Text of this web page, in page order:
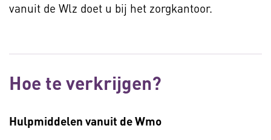
vanuit de Wlz doet u bij het zorgkantoor.
Hoe te verkrijgen?
Hulpmiddelen vanuit de Wmo